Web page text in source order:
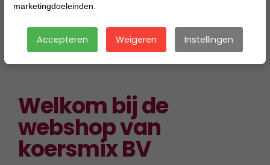
|
Welkom bij de
webshop van
koersmix BV
marketingdoeleinden.
Accepteren Weigeren Instellingen